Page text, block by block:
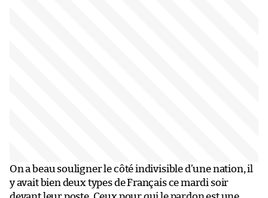
On a beau souligner le côté indivisible d’une nation, il
y avait bien deux types de Français ce mardi soir